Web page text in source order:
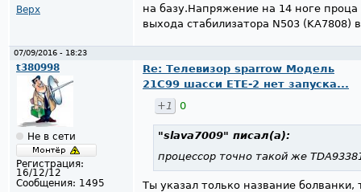
Верх
на базу.Напряжение на 14 ноге проца
выхода стабилизатора N503 (KA7808)
07/09/2016 - 18:23
t380998
Не в сети
Регистрация:
16/12/12
Сообщения: 1495
Re: Телевизор sparrow Модель
21С99 шасси ЕТЕ-2 нет запуска...
+1
0
"slava7009" писал(а):
процессор точно такой же
Ты указал только название